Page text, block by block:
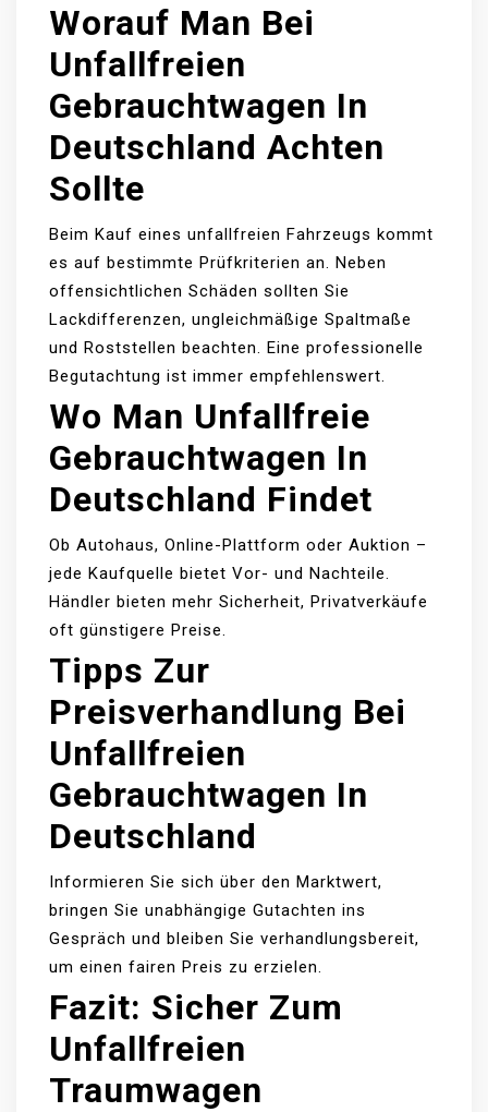
Worauf Man Bei
Unfallfreien
Gebrauchtwagen In
Deutschland Achten
Sollte
Beim Kauf eines unfallfreien Fahrzeugs kommt
es auf bestimmte Prüfkriterien an. Neben
offensichtlichen Schäden sollten Sie
Lackdifferenzen, ungleichmäßige Spaltmaße
und Roststellen beachten. Eine professionelle
Begutachtung ist immer empfehlenswert.
Wo Man Unfallfreie
Gebrauchtwagen In
Deutschland Findet
Ob Autohaus, Online-Plattform oder Auktion –
jede Kaufquelle bietet Vor- und Nachteile.
Händler bieten mehr Sicherheit, Privatverkäufe
oft günstigere Preise.
Tipps Zur
Preisverhandlung Bei
Unfallfreien
Gebrauchtwagen In
Deutschland
Informieren Sie sich über den Marktwert,
bringen Sie unabhängige Gutachten ins
Gespräch und bleiben Sie verhandlungsbereit,
um einen fairen Preis zu erzielen.
Fazit: Sicher Zum
Unfallfreien
Traumwagen